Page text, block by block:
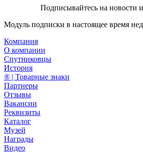
Подписывайтесь на новости
Модуль подписки в настоящее время
Компания
О компании
Спутниковцы
История
® | Товарные знаки
Партнеры
Отзывы
Вакансии
Реквизиты
Каталог
Музей
Награды
Видео